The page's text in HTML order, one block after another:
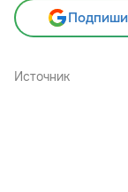
Источник